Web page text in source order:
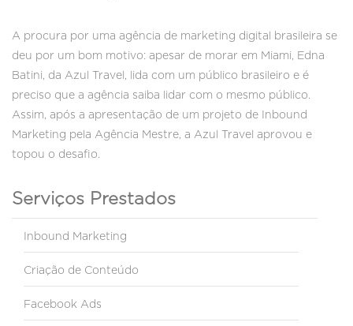
A procura por uma agência de marketing digital brasileira se
deu por um bom motivo: apesar de morar em Miami, Edna
Batini, da Azul Travel, lida com um público brasileiro e é
preciso que a agência saiba lidar com o mesmo público.
Assim, após a apresentação de um projeto de Inbound
Marketing pela Agência Mestre, a Azul Travel aprovou e
topou o desafio.
Serviços Prestados
Inbound Marketing
Criação de Conteúdo
Facebook Ads